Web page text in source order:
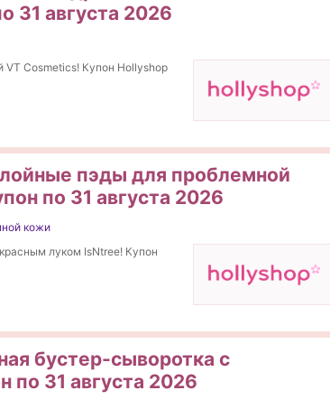
31 августа 2026
VT Cosmetics! Купон Hollyshop
пэды для проблемной
по 31 августа 2026
кожи
луком IsNtree! Купон
бустер-сыворотка с
по 31 августа 2026